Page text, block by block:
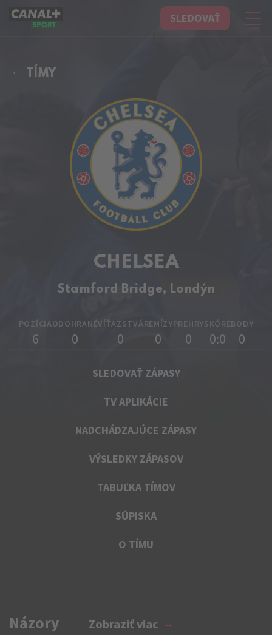
CANAL+ Sport SLEDOVAŤ
TÍMY
CHELSEA
Stamford Bridge, Londýn
POZÍCIA
6
ODOHRANÉ
0
VÍŤAZSTVÁ
0
REMÍZY
0
PREHRY
0
SKÓRE
0:0
BODY
0
SLEDOVAŤ ZÁPASY
TV APLIKÁCIE
NADCHÁDZAJÚCE ZÁPASY
VÝSLEDKY ZÁPASOV
TABUĽKA TÍMOV
SÚPISKA
O TÍMU
Názory Zobraziť viac